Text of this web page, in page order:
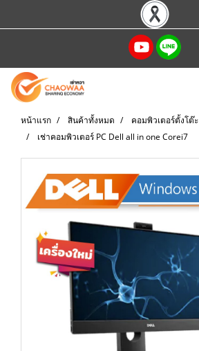
หน้าแรก สินค้าทั้งหมด
คอมพิวเตอร์ตั้งโต๊ะ
เช่าคอมพิวเตอร์ PC Dell all in one Corei7